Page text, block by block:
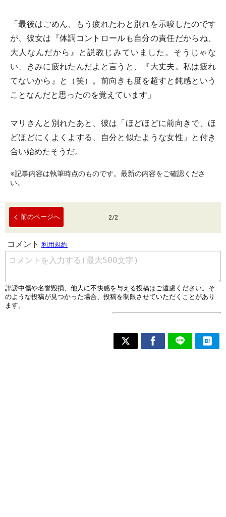
「最後はごめん、もう疲れたわと別れを示唆したのです
が、彼女は『体調コントロールも自分の責任だからね、
大人なんだから』と説教じみていました。そうじゃな
い、きみに疲れたんだよと言うと、『大丈夫。私は疲れ
てないから』と（笑）。前向きも度を超すと鈍感という
ことなんだと思ったのを覚えています」
マリさんと別れたあと、彼は「ほどほどに前向きで、ほ
どほどにくよくよする、自分と似たような女性」と付き
合い始めたそうだ。
※記事内容は執筆時点のものです。最新の内容をご確認くださ
い。
前のページへ 2/2